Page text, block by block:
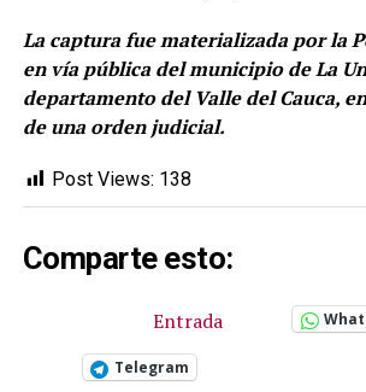
La captura fue materializada por la
en vía pública del municipio de La
departamento del Valle del Cauca,
de una orden judicial.
Post Views: 138
Comparte esto:
Entrada
Telegram